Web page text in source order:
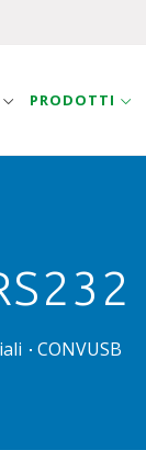
PRODOTTI
CONVUSB